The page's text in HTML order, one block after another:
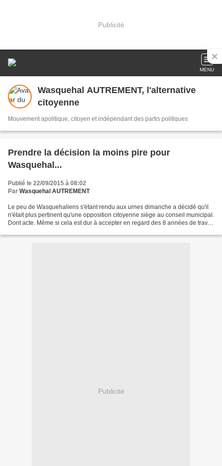
Publicité
MENU
Wasquehal AUTREMENT, l'alternative
citoyenne
Mouvement apolitique, citoyen et indépendant des partis politiques
Prendre la décision la moins pire pour
Wasquehal...
Publié le 22/09/2015 à 08:02
Par Wasquehal AUTREMENT
Le peu de Wasquehaliens s'étant rendu aux urnes dimanche a décidé qu'il
n'était plus pertinent qu'une opposition citoyenne siège au conseil municipal.
Dont acte. Même si cela est dur à accepter en regard des 8 années de travail
Publicité